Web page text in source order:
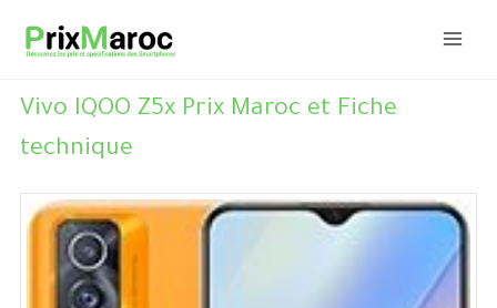
Vivo IQOO Z5x Prix Maroc et Fiche
technique